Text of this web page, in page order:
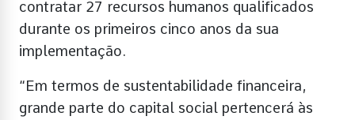
contratar 27 recursos humanos qualificados
durante os primeiros cinco anos da sua
implementação.
“Em termos de sustentabilidade financeira,
grande parte do capital social pertencerá às